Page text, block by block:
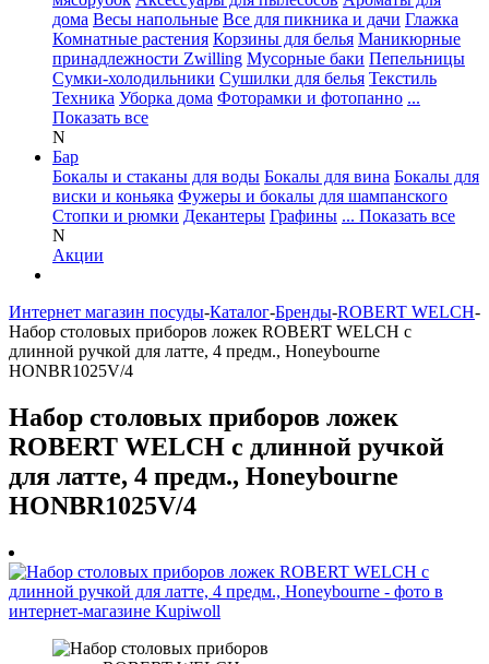
дома Весы напольные Все для пикника и дачи Глажка
Комнатные растения Корзины для белья Маникюрные
принадлежности Zwilling Мусорные баки Пепельницы
Сумки-холодильники Сушилки для белья Текстиль
Техника Уборка дома Фоторамки и фотопанно ...
Показать все
N
Бар
Бокалы и стаканы для воды Бокалы для вина Бокалы для
виски и коньяка Фужеры и бокалы для шампанского
Стопки и рюмки Декантеры Графины ... Показать все
N
Акции
Интернет магазин посуды-Каталог-Бренды-ROBERT WELCH-
Набор столовых приборов ложек ROBERT WELCH с
длинной ручкой для латте, 4 предм., Honeybourne
HONBR1025V/4
Набор столовых приборов ложек
ROBERT WELCH с длинной ручкой
для латте, 4 предм., Honeybourne
HONBR1025V/4